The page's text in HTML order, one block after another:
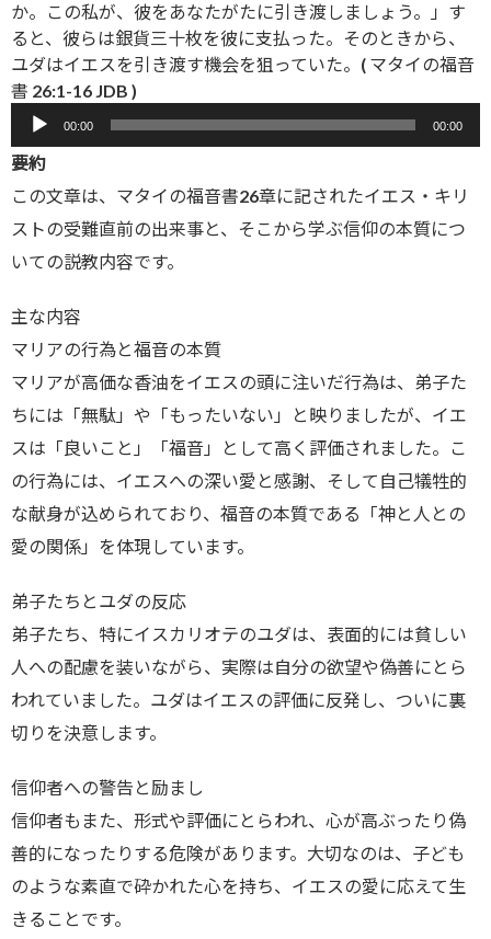
か。この私が、彼をあなたがたに引き渡しましょう。」す
ると、彼らは銀貨三十枚を彼に支払った。そのときから、
ユダはイエスを引き渡す機会を狙っていた。( マタイの福音
書 26:1-16 JDB )
声
プ
レ
ー
ー
00:00 00:00
要約
この文章は、マタイの福音書26章に記されたイエス・キリ
ストの受難直前の出来事と、そこから学ぶ信仰の本質につ
いての説教内容です。
主な内容
マリアの行為と福音の本質
マリアが高価な香油をイエスの頭に注いだ行為は、弟子た
ちには「無駄」や「もったいない」と映りましたが、イエ
スは「良いこと」「福音」として高く評価されました。こ
の行為には、イエスへの深い愛と感謝、そして自己犠牲的
な献身が込められており、福音の本質である「神と人との
愛の関係」を体現しています。
弟子たちとユダの反応
弟子たち、特にイスカリオテのユダは、表面的には貧しい
人への配慮を装いながら、実際は自分の欲望や偽善にとら
われていました。ユダはイエスの評価に反発し、ついに裏
切りを決意します。
信仰者への警告と励まし
信仰者もまた、形式や評価にとらわれ、心が高ぶったり偽
善的になったりする危険があります。大切なのは、子ども
のような素直で砕かれた心を持ち、イエスの愛に応えて生
きることです。